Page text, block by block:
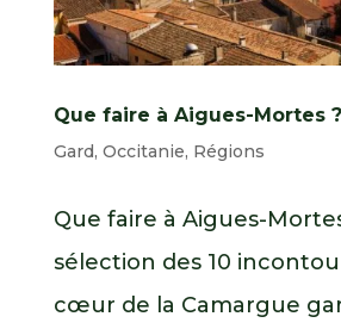
Que faire à Aigues-Mortes ?
Gard, Occitanie, Régions
Que faire à Aigues-
sélection des 10
cœur de la Camargue